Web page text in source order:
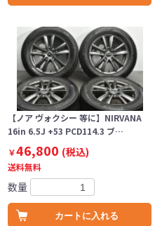
【ノア ヴォクシー 等に】NIRVANA
16in 6.5J +53 PCD114.3 ブ…
￥46,800 (税込)
送料無料
数量
カートに入れる